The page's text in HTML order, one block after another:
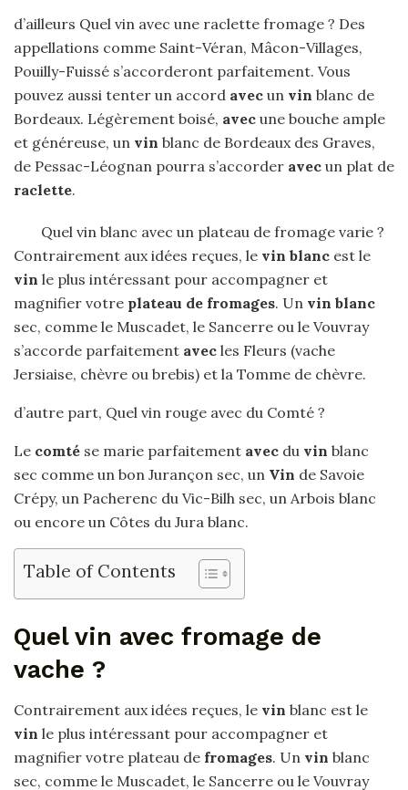
d’ailleurs Quel vin avec une raclette fromage ? Des
appellations comme Saint-Véran, Mâcon-Villages,
Pouilly-Fuissé s’accorderont parfaitement. Vous
pouvez aussi tenter un accord avec un vin blanc de
Bordeaux. Légèrement boisé, avec une bouche ample
et généreuse, un vin blanc de Bordeaux des Graves,
de Pessac-Léognan pourra s’accorder avec un plat de
raclette.
Quel vin blanc avec un plateau de fromage varie ?
Contrairement aux idées reçues, le vin blanc est le
vin le plus intéressant pour accompagner et
magnifier votre plateau de fromages. Un vin blanc
sec, comme le Muscadet, le Sancerre ou le Vouvray
s’accorde parfaitement avec les Fleurs (vache
Jersiaise, chèvre ou brebis) et la Tomme de chèvre.
d’autre part, Quel vin rouge avec du Comté ?
Le comté se marie parfaitement avec du vin blanc
sec comme un bon Jurançon sec, un Vin de Savoie
Crépy, un Pacherenc du Vic-Bilh sec, un Arbois blanc
ou encore un Côtes du Jura blanc.
Table of Contents
Quel vin avec fromage de
vache ?
Contrairement aux idées reçues, le vin blanc est le
vin le plus intéressant pour accompagner et
magnifier votre plateau de fromages. Un vin blanc
sec, comme le Muscadet, le Sancerre ou le Vouvray